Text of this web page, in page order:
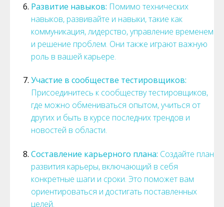
Развитие навыков: Помимо технических
навыков, развивайте и навыки, такие как
коммуникация, лидерство, управление временем
и решение проблем. Они также играют важную
роль в вашей карьере.
Участие в сообществе тестировщиков:
Присоединитесь к сообществу тестировщиков,
где можно обмениваться опытом, учиться от
других и быть в курсе последних трендов и
новостей в области.
Составление карьерного плана: Создайте план
развития карьеры, включающий в себя
конкретные шаги и сроки. Это поможет вам
ориентироваться и достигать поставленных
целей.